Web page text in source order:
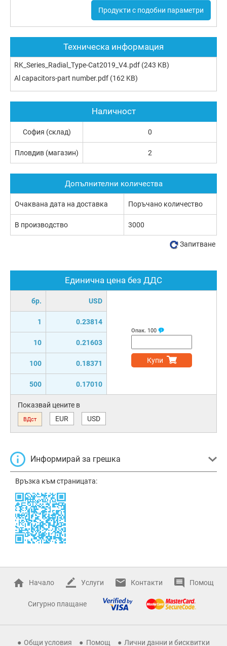
Продукти с подобни параметри
Техническа информация
RK_Series_Radial_Type-Cat2019_V4.pdf (243 KB)
Al capacitors-part number.pdf (162 KB)
Единична цена без ДДС
бр. USD
1 0.23814
10 0.21603
100 0.18371
500 0.17010
Опак. 100
Купи
Показвай цените в
ВДст EUR USD
Информирай за грешка
Връзка към страницата:
Наличност
София (склад) 0
Пловдив (магазин) 2
Допълнителни количества
Очаквана дата на доставка Поръчано количество
В производство 3000
Запитване
Начало Услуги Контакти Помощ
Сигурно плащане
Общи условия Помощ Лични данни и бисквитки